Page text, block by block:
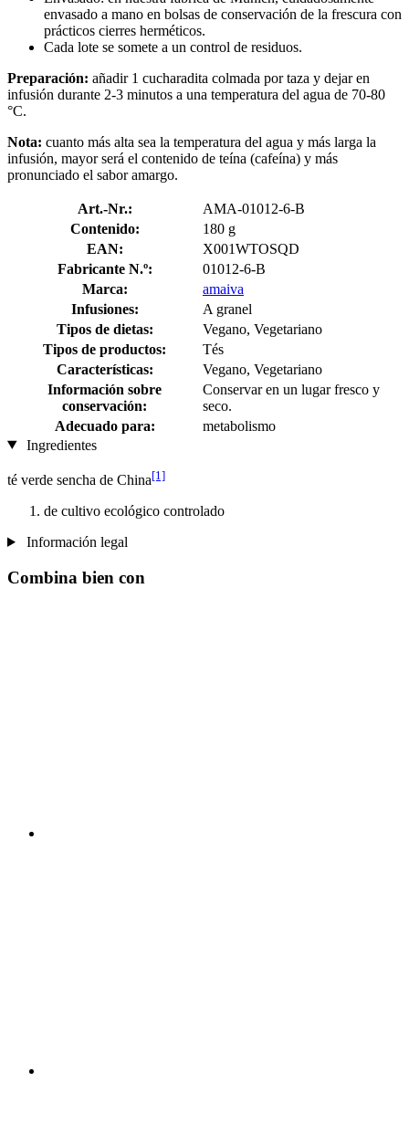
envasado a mano en bolsas de conservación de la frescura con
prácticos cierres herméticos.
Cada lote se somete a un control de residuos.
Preparación: añadir 1 cucharadita colmada por taza y dejar en
infusión durante 2-3 minutos a una temperatura del agua de 70-80
°C.
Nota: cuanto más alta sea la temperatura del agua y más larga la
infusión, mayor será el contenido de teína (cafeína) y más
pronunciado el sabor amargo.
Art.-Nr.:
AMA-01012-6-B
Contenido:
180 g
EAN:
X001WTOSQD
Fabricante N.º:
01012-6-B
Marca:
amaiva
Infusiones:
A granel
Tipos de dietas:
Vegano, Vegetariano
Tipos de productos:
Tés
Características:
Vegano, Vegetariano
Información sobre
conservación:
Conservar en un lugar fresco y
seco.
Adecuado para:
metabolismo
Ingredientes
té verde sencha de China[1]
de cultivo ecológico controlado
Información legal
Combina bien con